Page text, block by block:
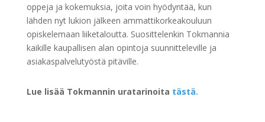
oppeja ja kokemuksia, joita voin hyödyntää, kun
lähden nyt lukion jälkeen ammattikorkeakouluun
opiskelemaan liiketaloutta. Suosittelenkin Tokmannia
kaikille kaupallisen alan opintoja suunnitteleville ja
asiakaspalvelutyöstä pitäville.
Lue lisää Tokmannin uratarinoita tästä.